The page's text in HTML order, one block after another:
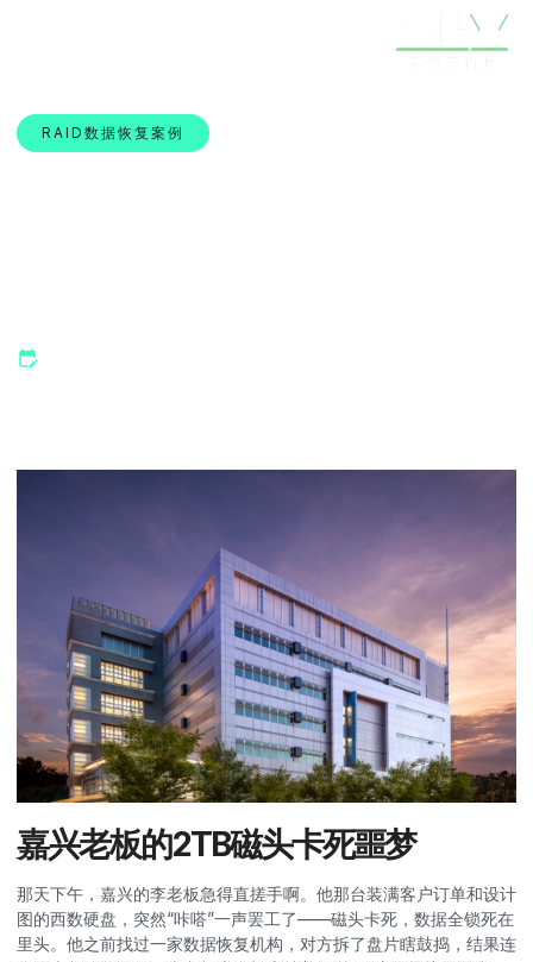
RAID数据恢复案例
嘉兴老板的2TB磁头卡死噩梦
那天下午，嘉兴的李老板急得直搓手啊。他那台装满客户订单和设计
图的西数硬盘，突然“咔嗒”一声罢工了——磁头卡死，数据全锁死在
里头。他之前找过一家数据恢复机构，对方拆了盘片瞎鼓捣，结果连